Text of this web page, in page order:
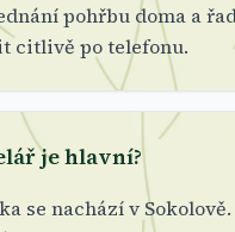
pohřbu doma a
citlivě po telefonu.
je hlavní?
se nachází v